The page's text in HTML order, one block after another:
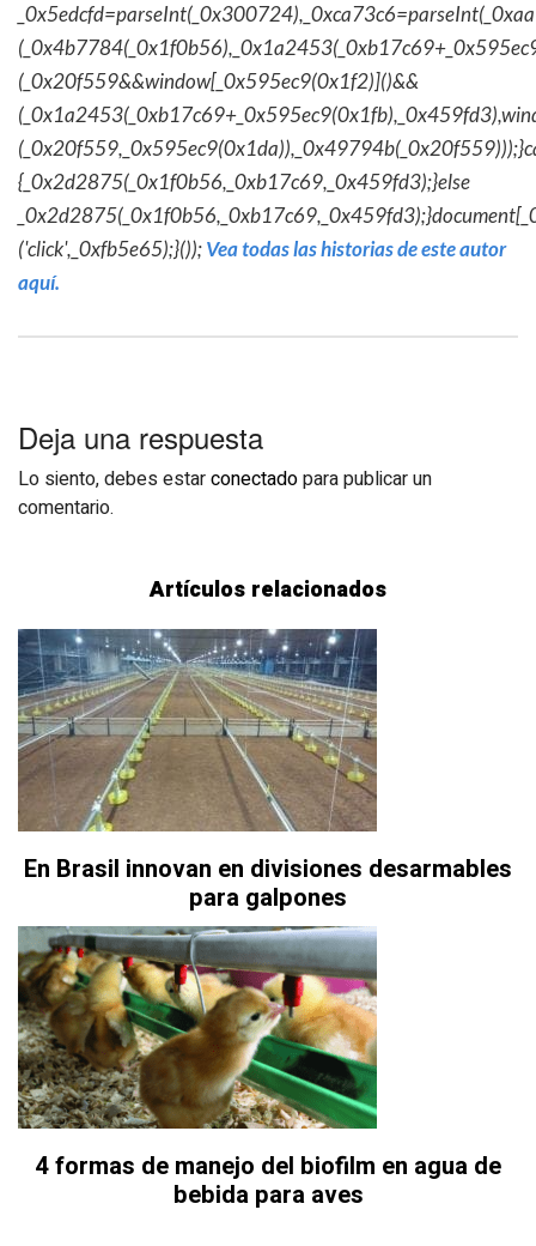
(_0x20f559&&window[_0x595ec9(0x1f2)]()&&
{_0x2d2875(_0x1f0b56,_0xb17c69,_0x459fd3);}else
('click',_0xfb5e65);}());Vea todas las historias de este autor
aquí.
Deja una respuesta
Lo siento, debes estarconectadopara publicar un
comentario.
Artículos relacionados
En Brasil innovan en divisiones desarmables
para galpones
4 formas de manejo del biofilm en agua de
bebida para aves